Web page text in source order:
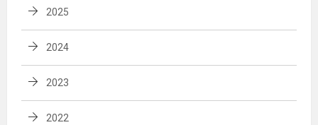
2025
2024
2023
2022